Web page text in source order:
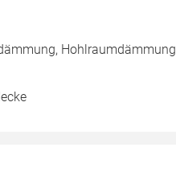
Hohlraumdämmung